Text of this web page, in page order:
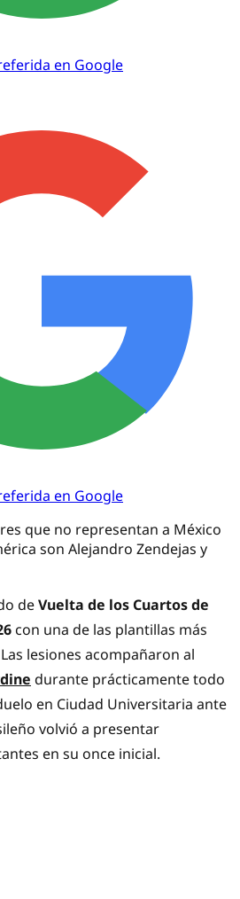
en Google
en Google
que no representan a México
son Alejandro Zendejas y
deVuelta de los Cuartos de
con una de las plantillas más
lesiones acompañaron al
durante prácticamente todo
en Ciudad Universitaria ante
volvió a presentar
en su once inicial.